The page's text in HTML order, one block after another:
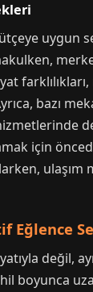
bazı
için
Eğlence
değil,
boyunca